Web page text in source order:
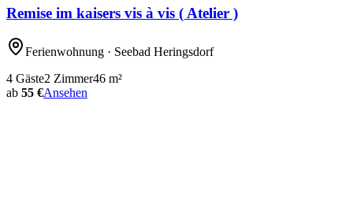
Remise im kaisers vis à vis ( Atelier )
Ferienwohnung · Seebad Heringsdorf
4 Gäste2 Zimmer46 m²
ab 55 €Ansehen